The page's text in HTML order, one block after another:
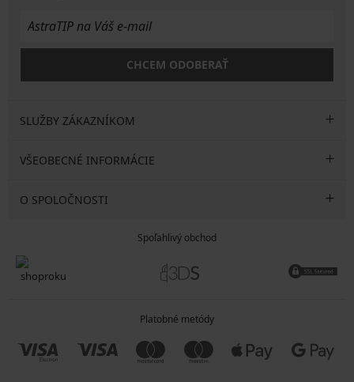
CHCEM ODOBERAŤ
SLUŽBY ZÁKAZNÍKOM
VŠEOBECNÉ INFORMÁCIE
O SPOLOČNOSTI
Spoľahlivý obchod
Platobné metódy